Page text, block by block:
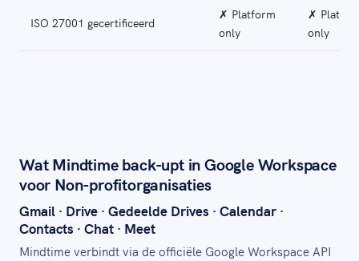
ISO 27001 gecertificeerd
✗ Platform
only
✗
only
Wat Mindtime back-upt in Google Workspace
voor Non-profitorganisaties
Gmail · Drive · Gedeelde Drives · Calendar ·
Contacts · Chat · Meet
Mindtime verbindt via de officiële Google Workspace API